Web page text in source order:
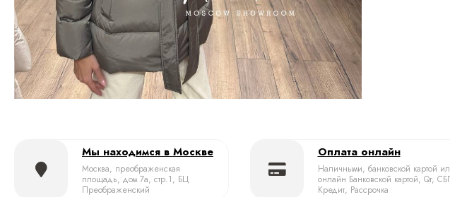
Мы находимся в Москве
Москва, преображенская
площадь, дом 7а, стр.1, БЦ
Преображенский
Оплата онлайн
Наличными, банковской картой
онлайн Банковской картой, Qr,
Кредит, Рассрочка